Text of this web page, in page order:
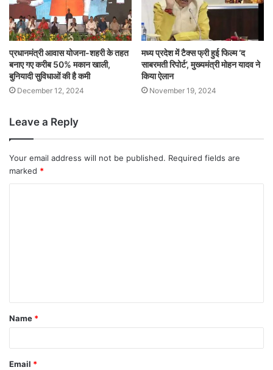
प्रधानमंत्री आवास योजना-शहरी के तहत
बनाए गए करीब 50% मकान खाली,
बुनियादी सुविधाओं की है कमी
December 12, 2024
मध्य प्रदेश में टैक्स फ्री हुई फिल्म ‘द
साबरमती रिपोर्ट’, मुख्यमंत्री मोहन यादव ने
किया ऐलान
November 19, 2024
Leave a Reply
Your email address will not be published. Required fields are
marked *
Name *
Email *